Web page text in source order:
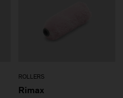
ROLLERS
Rimax